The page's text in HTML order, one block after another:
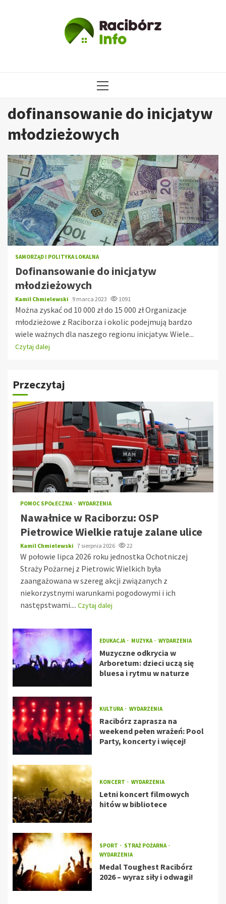
MENU
dofinansowanie do inicjatyw
młodzieżowych
SAMORZĄD I POLITYKA LOKALNA
Dofinansowanie do inicjatyw
młodzieżowych
Kamil Chmielewski 9 marca 2023 1091
Można zyskać od 10 000 zł do 15 000 zł Organizacje
młodzieżowe z Raciborza i okolic podejmują bardzo
wiele ważnych dla naszego regionu inicjatyw. Wiele...
Czytaj dalej
Przeczytaj
POMOC SPOŁECZNA WYDARZENIA
Nawałnice w Raciborzu: OSP
Pietrowice Wielkie ratuje zalane ulice
Kamil Chmielewski 7 sierpnia 2026 22
W połowie lipca 2026 roku jednostka Ochotniczej
Straży Pożarnej z Pietrowic Wielkich była
zaangażowana w szereg akcji związanych z
niekorzystnymi warunkami pogodowymi i ich
następstwami.... Czytaj dalej
EDUKACJA MUZYKA WYDARZENIA
Muzyczne odkrycia w
Arboretum: dzieci uczą się
bluesa i rytmu w naturze
KULTURA WYDARZENIA
Racibórz zaprasza na
weekend pełen wrażeń: Pool
Party, koncerty i więcej!
KONCERT WYDARZENIA
Letni koncert filmowych
hitów w bibliotece
SPORT
STRAŻ POŻARNA
WYDARZENIA
Medal Toughest Racibórz
2026 – wyraz siły i odwagi!